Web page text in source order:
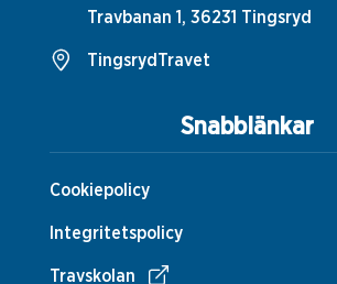
Snabblänkar
Cookiepolicy
Integritetspolicy
Travskolan
Travbanan 1, 36231 Tingsryd
TingsrydTravet